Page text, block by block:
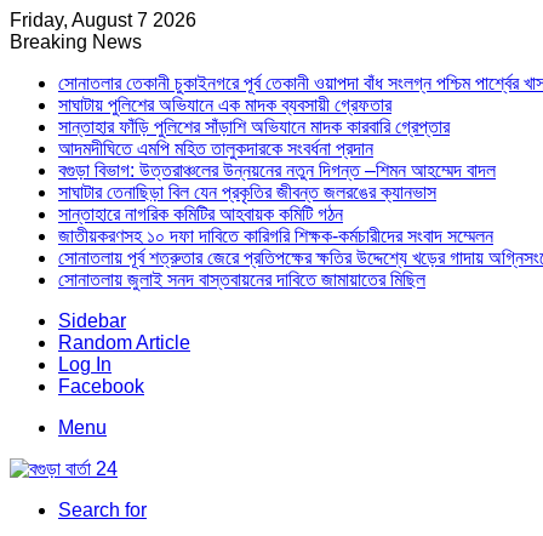
Friday, August 7 2026
Breaking News
সোনাতলার তেকানী চুকাইনগরে পূর্ব তেকানী ওয়াপদা বাঁধ সংলগ্ন পশ্চিম পার্শ্বের
সাঘাটায় পুলিশের অভিযানে এক মাদক ব্যবসায়ী গ্রেফতার
সান্তাহার ফাঁড়ি পুলিশের সাঁড়াশি অভিযানে মাদক কারবারি গ্রেপ্তার
আদমদীঘিতে এমপি মহিত তালুকদারকে সংবর্ধনা প্রদান
বগুড়া বিভাগ: উত্তরাঞ্চলের উন্নয়নের নতুন দিগন্ত –শিমন আহম্মেদ বাদল
সাঘাটার তেনাছিড়া বিল যেন প্রকৃতির জীবন্ত জলরঙের ক্যানভাস
সান্তাহারে নাগরিক কমিটির আহবায়ক কমিটি গঠন
জাতীয়করণসহ ১০ দফা দাবিতে কারিগরি শিক্ষক-কর্মচারীদের সংবাদ সম্মেলন
সোনাতলায় পূর্ব শত্রুতার জেরে প্রতিপক্ষের ক্ষতির উদ্দেশ্যে খড়ের গাদায়
সোনাতলায় জুলাই সনদ বাস্তবায়নের দাবিতে জামায়াতের মিছিল
Sidebar
Random Article
Log In
Facebook
Menu
Search for